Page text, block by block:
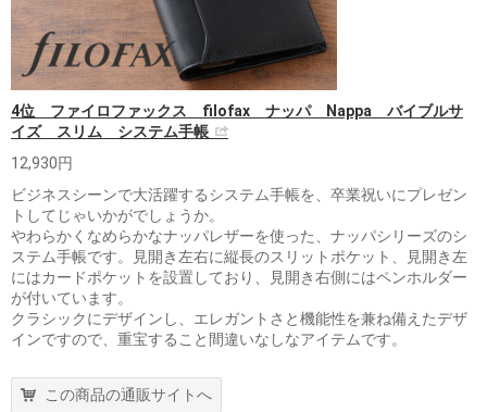
4位 ファイロファックス filofax ナッパ Nappa バイブルサ
イズ スリム システム手帳
12,930円
ビジネスシーンで大活躍するシステム手帳を、卒業祝いにプレゼン
トしてじゃいかがでしょうか。
やわらかくなめらかなナッパレザーを使った、ナッパシリーズのシ
ステム手帳です。見開き左右に縦長のスリットポケット、見開き左
にはカードポケットを設置しており、見開き右側にはペンホルダー
が付いています。
クラシックにデザインし、エレガントさと機能性を兼ね備えたデザ
インですので、重宝すること間違いなしなアイテムです。
この商品の通販サイトへ